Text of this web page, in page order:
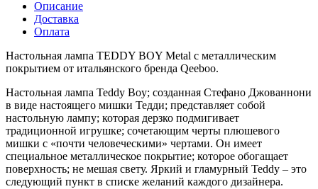
Описание
Доставка
Оплата
Настольная лампа TEDDY BOY Metal с металлическим
покрытием от итальянского бренда Qeeboo.
Настольная лампа Teddy Boy; созданная Стефано Джованнони
в виде настоящего мишки Тедди; представляет собой
настольную лампу; которая дерзко подмигивает
традиционной игрушке; сочетающим черты плюшевого
мишки с «почти человеческими» чертами. Он имеет
специальное металлическое покрытие; которое обогащает
поверхность; не мешая свету. Яркий и гламурный Teddy – это
следующий пункт в списке желаний каждого дизайнера.